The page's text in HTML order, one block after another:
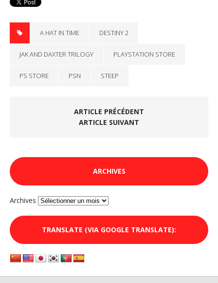
A HAT IN TIME DESTINY 2
JAK AND DAXTER TRILOGY PLAYSTATION STORE
PS STORE PSN STEEP
ARTICLE PRÉCÉDENT
ARTICLE SUIVANT
ARCHIVES
Archives
TRANSLATE (VIA GOOGLE TRANSLATE):